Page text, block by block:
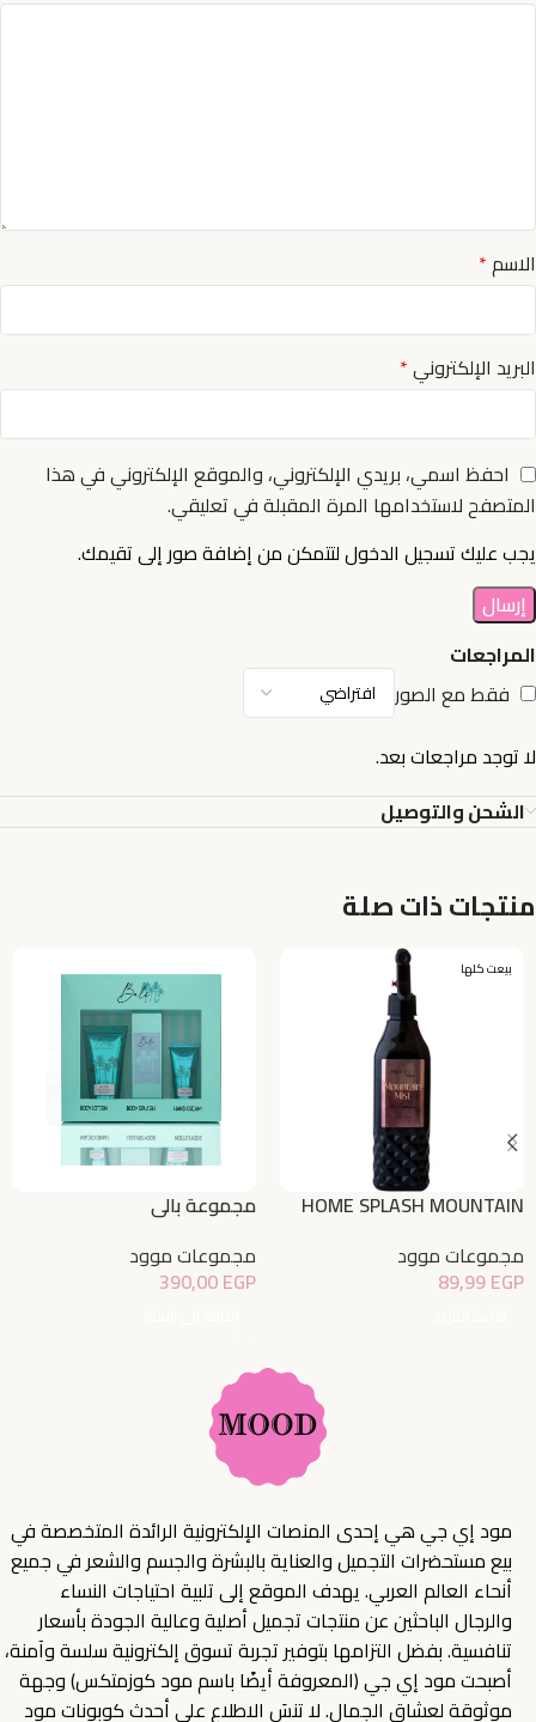
المراجعات
فقط مع الصور
لا توجد مراجعات بعد.
الاسم*
البريد الإلكتروني*
احفظ اسمي، بريدي الإلكتروني، والموقع الإلكتروني في هذا
المتصفح لاستخدامها المرة المقبلة في تعليقي.
يجب عليك تسجيل الدخول لتتمكن من إضافة صور إلى تقيمك.
الشحن والتوصيل
منتجات ذات صلة
بيعت كلها
HOME SPLASH MOUNTAIN
مجموعات موود
89,99EGP
مجموعة بالي
مجموعات موود
390,00EGP
مود إي جي هي إحدى المنصات الإلكترونية الرائدة المتخصصة في
بيع مستحضرات التجميل والعناية بالبشرة والجسم والشعر في جميع
أنحاء العالم العربي. يهدف الموقع إلى تلبية احتياجات النساء
والرجال الباحثين عن منتجات تجميل أصلية وعالية الجودة بأسعار
تنافسية. بفضل التزامها بتوفير تجربة تسوق إلكترونية سلسة وآمنة،
أصبحت مود إي جي (المعروفة أيضًا باسم مود كوزمتكس) وجهة
موثوقة لعشاق الجمال. لا تنسَ الاطلاع على أحدث كوبونات مود